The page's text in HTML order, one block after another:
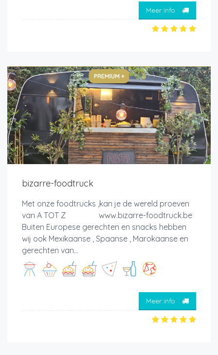
Meer info
PREMIUM +
bizarre-foodtruck
Met onze foodtrucks ,kan je de wereld proeven
van A TOT Z www.bizarre-foodtruck.be
Buiten Europese gerechten en snacks hebben
wij ook Mexikaanse , Spaanse , Marokaanse en
gerechten van...
Meer info